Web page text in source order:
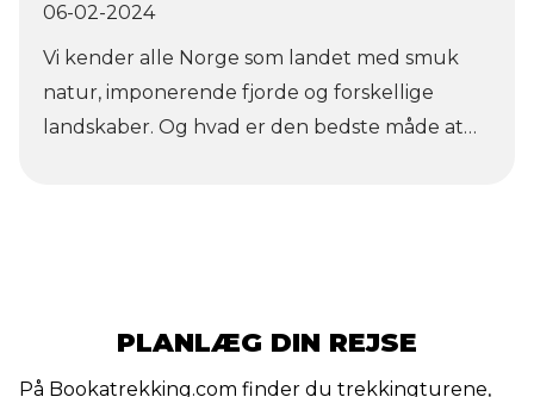
06-02-2024
Vi kender alle Norge som landet med smuk
natur, imponerende fjorde og forskellige
landskaber. Og hvad er den bedste måde at
snefelter, klare bjergsøer og tre kulturelle
PLANLÆG DIN REJSE
På Bookatrekking.com finder du trekkingturene,